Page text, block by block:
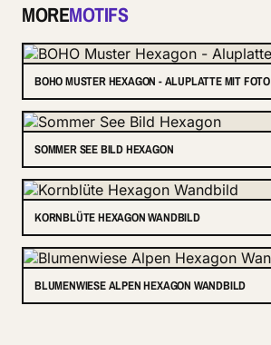
MOREMOTIFS
BOHO MUSTER HEXAGON - ALUPLATTE MIT FOTO
SOMMER SEE BILD HEXAGON
KORNBLÜTE HEXAGON WANDBILD
BLUMENWIESE ALPEN HEXAGON WANDBILD